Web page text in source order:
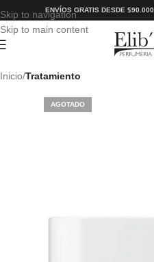
Skip to navigation
Skip to main content
ENVÍOS GRATIS DESDE $90.000
Inicio Tratamiento
AGOTADO